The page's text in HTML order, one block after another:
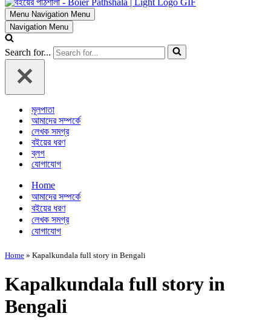
Menu Navigation Menu
Navigation Menu
Search for...
মূলপাতা
আমাদের সম্পর্কে
লেখক সমগ্র
বইয়ের ধরণ
ব্লগ
যোগাযোগ
Home
আমাদের সম্পর্কে
বইয়ের ধরণ
লেখক সমগ্র
যোগাযোগ
Home » Kapalkundala full story in Bengali
Kapalkundala full story in
Bengali